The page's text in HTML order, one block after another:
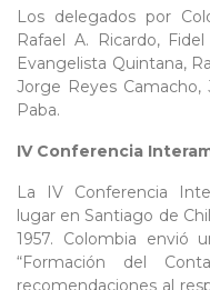
Los delegados por
Rafael A. Ricardo,
Evangelista Quintana,
Jorge Reyes
Paba.
IV Conferencia
La IV Conferencia
lugar en Santiago de
1957. Colombia envió
“Formación del
recomendaciones al